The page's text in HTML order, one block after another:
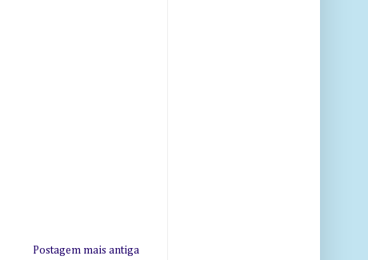
Postagem mais antiga